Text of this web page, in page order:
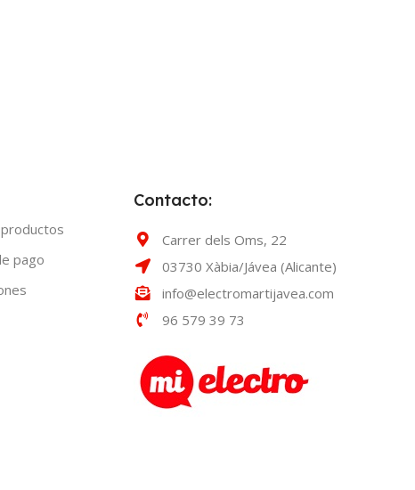
pago
Contacto:
Carrer dels Oms, 22
03730 Xàbia/Jávea (Alicante)
info@electromartijavea.com
96 579 39 73